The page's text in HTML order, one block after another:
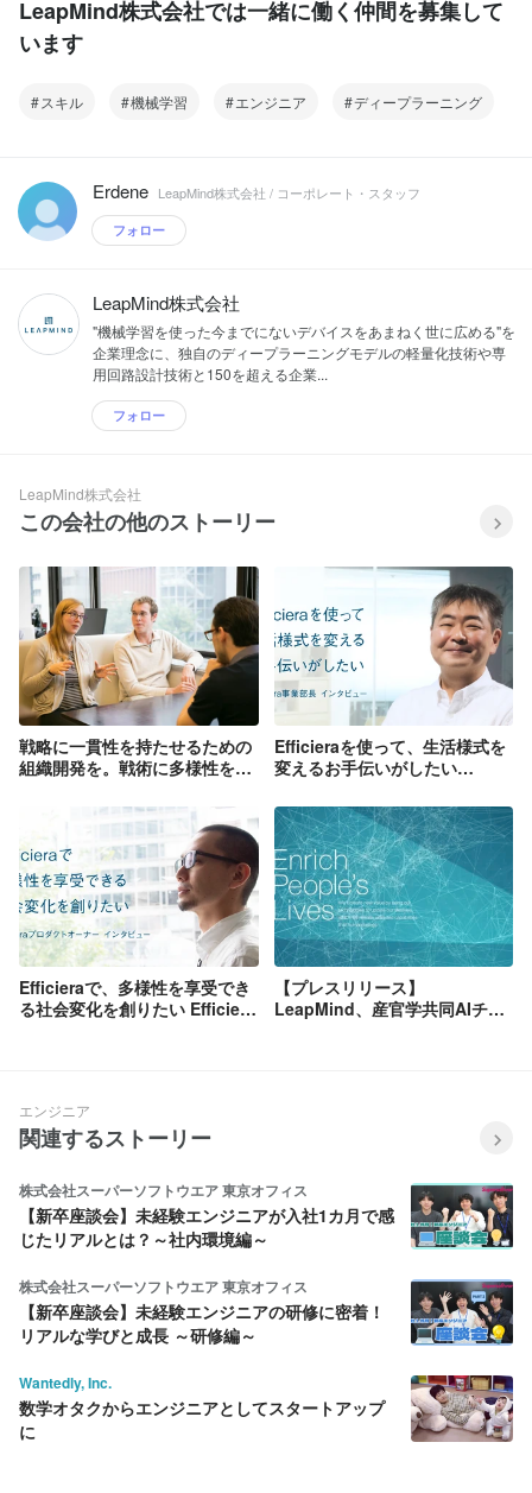
LeapMind株式会社では一緒に働く仲間を募集して
います
スキル 機械学習 エンジニア ディープラーニング
Erdene LeapMind株式会社 / コーポレート・スタッフ
フォロー
LeapMind株式会社
"機械学習を使った今までにないデバイスをあまねく世に広める"を
企業理念に、独自のディープラーニングモデルの軽量化技術や専
用回路設計技術と150を超える企業...
フォロー
LeapMind株式会社
この会社の他のストーリー
戦略に一貫性を持たせるための
組織開発を。戦術に多様性を持
Efficieraを使って、生活様式を
変えるお手伝いがしたい
Efficieraで、多様性を享受でき
る社会変化を創りたい Efficiera
【プレスリリース】
LeapMind、産官学共同AIチッ
エンジニア
関連するストーリー
株式会社スーパーソフトウエア 東京オフィス
【新卒座談会】未経験エンジニアが入社1カ月で感
じたリアルとは？～社内環境編～
株式会社スーパーソフトウエア 東京オフィス
【新卒座談会】未経験エンジニアの研修に密着！
リアルな学びと成長 ～研修編～
Wantedly, Inc.
数学オタクからエンジニアとしてスタートアップ
に